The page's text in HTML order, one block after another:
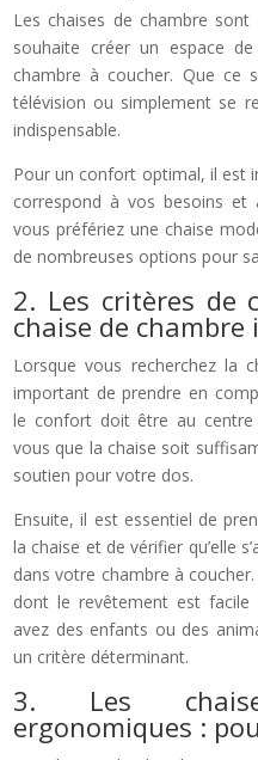
Les chaises de chambre sont
souhaite créer un espace
chambre à coucher. Que ce
télévision ou simplement se
indispensable.
Pour un confort optimal, il est
correspond à vos besoins
vous préfériez une chaise
de nombreuses options pour
2. Les critères de
chaise de chambre
Lorsque vous recherchez la
important de prendre en
le confort doit être au centre
vous que la chaise soit
soutien pour votre dos.
Ensuite, il est essentiel de
la chaise et de vérifier qu’elle
dans votre chambre à
dont le revêtement est
avez des enfants ou des
un critère déterminant.
3. Les
ergonomiques :